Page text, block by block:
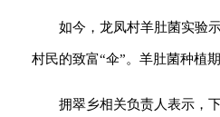
如今，龙凤村羊肚菌实验
村民的致富“伞”。羊肚菌种植
拥翠乡相关负责人表示，